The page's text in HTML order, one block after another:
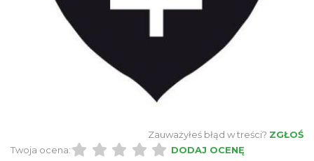
Zauważyłeś błąd w treści? ZGŁOŚ
Twoja ocena:
DODAJ OCENĘ